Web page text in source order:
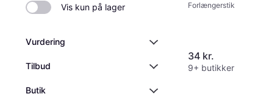
Vis kun på lager
Vurdering
Tilbud
Butik
Forlængerstik
34 kr.
9+ butikker